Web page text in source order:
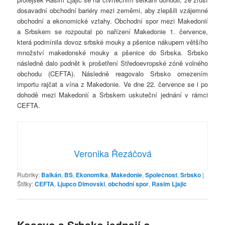
dosavadní obchodní bariéry mezi zeměmi, aby zlepšili vzájemné
obchodní a ekonomické vztahy. Obchodní spor mezi Makedonií
a Srbskem se rozpoutal po nařízení Makedonie 1. července,
která podmínila dovoz srbské mouky a pšenice nákupem většího
množství makedonské mouky a pšenice do Srbska. Srbsko
následně dalo podnět k prošetření Středoevropské zóně volného
obchodu (CEFTA). Následně reagovalo Srbsko omezením
importu rajčat a vína z Makedonie. Ve dne 22. července se i po
dohodě mezi Makedonií a Srbskem uskuteční jednání v rámci
CEFTA.
Veronika Řezáčová
Rubriky: Balkán, BS, Ekonomika,Makedonie,Společnost,Srbsko |
Štítky:CEFTA, Ljupco Dimovski,obchodní spor, Rasim Ljajic